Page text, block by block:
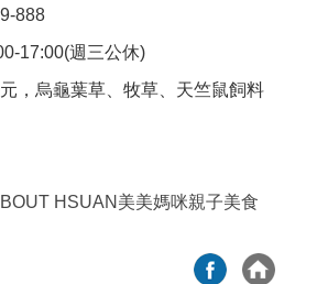
888
17:00(週三公休)
，烏龜葉草、牧草、天竺鼠飼料
HSUAN美美媽咪親子美食